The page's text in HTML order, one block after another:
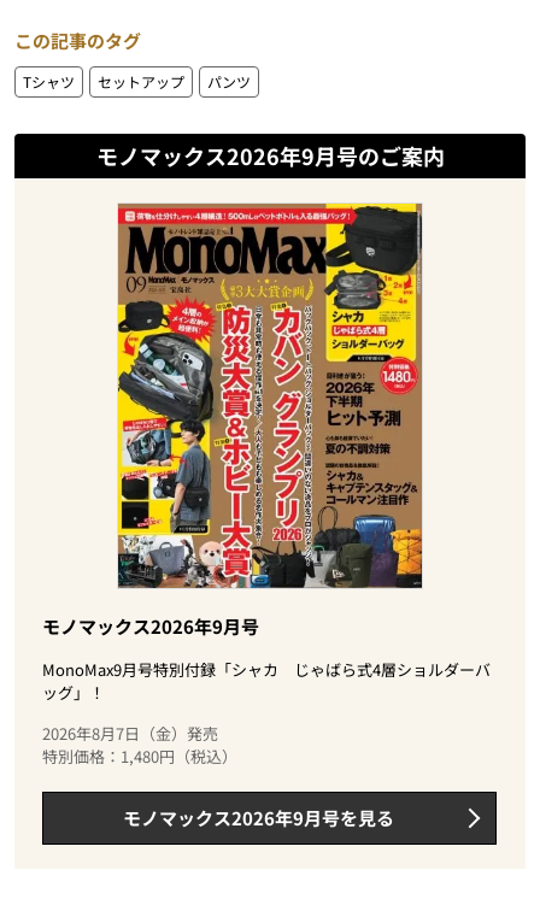
この記事のタグ
Tシャツ セットアップ パンツ
モノマックス2026年9月号のご案内
モノマックス2026年9月号
MonoMax9月号特別付録「シャカ じゃばら式4層ショルダーバ
ッグ」！
2026年8月7日（金）発売
特別価格：1,480円（税込）
モノマックス2026年9月号を見る